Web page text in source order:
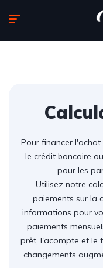
Pour financer
le crédit bancaire ou
pour les
Utilisez notre
paiements sur la
informations pour
paiements
prêt, l'acompte et le
changements